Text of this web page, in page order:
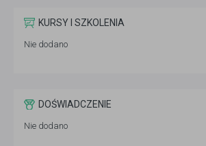
KURSY I SZKOLENIA
Nie dodano
DOŚWIADCZENIE
Nie dodano